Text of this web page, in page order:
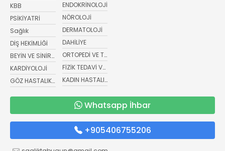
KBB
PSİKİYATRİ
Sağlık
DİŞ HEKİMLİĞİ
BEYİN VE SİNİR CERRAHİSİ
KARDİYOLOJİ
GÖZ HASTALIKLARI
ENDOKRİNOLOJİ
NÖROLOJİ
DERMATOLOJİ
DAHİLİYE
ORTOPEDİ VE TRAVMATOLOJİ
FİZİK TEDAVİ VE REHABİLİTASYON
KADIN HASTALIKLARI VE DOĞUM
Whatsapp İhbar
+905406755206